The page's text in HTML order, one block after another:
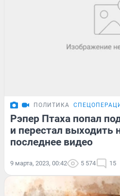
ПОЛИТИКА
Рэпер Птаха попал
и перестал выходить
последнее видео
9 марта, 2023, 00:42 5 574 15